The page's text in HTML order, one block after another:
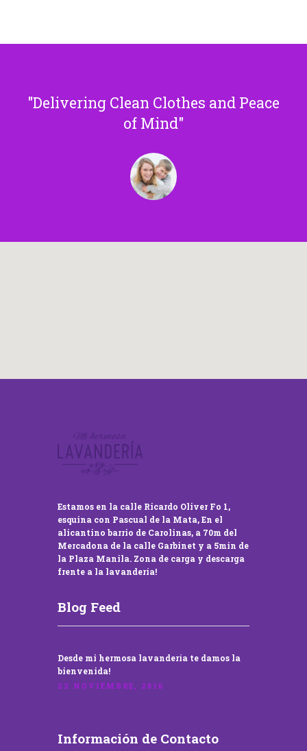
Delivering Clean Clothes and Peace
of Mind
Estamos en la calle Ricardo Oliver Fo 1,
esquina con Pascual de la Mata, En el
alicantino barrio de Carolinas, a 70m del
Mercadona de la calle Garbinet y a 5min de
la Plaza Manila. Zona de carga y descarga
frente a la lavandería!
Blog Feed
Desde mi hermosa lavandería te damos la
bienvenida!
22 NOVIEMBRE, 2016
Información de Contacto